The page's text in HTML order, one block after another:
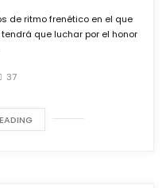
de ritmo frenético en el que
que luchar por el honor
37